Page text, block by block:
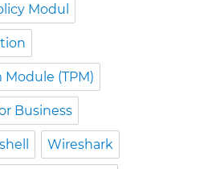
Modul
(TPM)
Business
Wireshark